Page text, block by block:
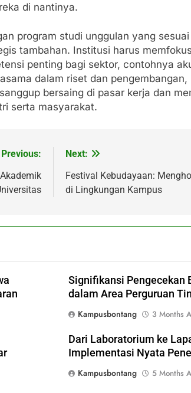
di nantinya.
program studi unggulan yang
tambahan. Institusi harus
penting bagi sektor, contohnya
dalam riset dan
bersaing di pasar kerja dan
serta masyarakat.
Previous:
Next:
Festival Kebudayaan:
di Lingkungan Kampus
Signifikansi Pengecekan
dalam Area Perguruan
Kampusbontang
3 Months
Dari Laboratorium ke
Implementasi Nyata
Kampusbontang
5 Months